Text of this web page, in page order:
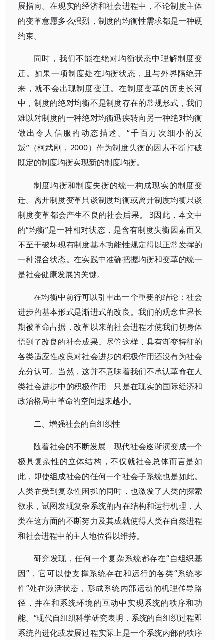
展指向。在现实的经济和社会进程中，不论制度主体
的变革意愿多么强烈，制度的均衡性需求都是一种硬
约束。
同时，我们不能在绝对均衡状态中理解制度变
迁。如果一项制度处在均衡状态，且与外界隔绝开
来，就不会出现制度变迁。在制度变革的历史长河
中，制度的绝对均衡不是制度存在的常规形式，我们
难以对制度的一种绝对均衡迅疾转向另一种绝对均衡
做出令人信服的动态描述。“千百万次细小的反
叛”（柯武刚，2000）作为制度失衡的因素不断打破
既定的制度均衡实现新的制度均衡。
制度均衡和制度失衡的统一构成现实的制度变
迁。离开制度变革只谈制度均衡或离开制度均衡只谈
制度变革都会产生不良的社会后果。 3因此，本文中
的“均衡”是一种相对状态，是含有制度失衡因素而又
不至于破坏现有制度基本功能性规定得以正常发挥的
一种混合状态。在实践中准确把握均衡和变革的统一
是社会健康发展的关键。
在均衡中前行可以引申出一个重要的结论：社会
进步的基本形式是渐进式的改良。我们的观念世界长
期被革命占据，改革以来的社会进程才使我们切身体
悟到了改良的社会成果。尽管这样，具有渐变特征的
各类适应性改良对社会进步的积极作用还没有为社会
充分认可。当然，这并不意味着我们不承认革命在人
类社会进步中的积极作用，只是在现实的国际经济和
政治格局中革命的空间越来越小。
二、增强社会的自组织性
随着社会的不断发展，现代社会逐渐演变成一个
极具复杂性的立体结构，不仅就社会总体而言是如
此，即使组成社会的任何一个社会子系统也是如此。
人类在受到复杂性困扰的同时，也激发了人类的探索
欲求，试图发现复杂系统的内在结构和运行机理，人
类在这方面的不断努力及其成就使得人类在自然进程
和社会进程中的主人地位得以维持。
研究发现，任何一个复杂系统都存在“自组织基
因”，它可以使支撑系统存在和运行的各类“系统零
件”处在激活状态，形成系统内部运动的机理传导路
径，并在和系统环境的互动中实现系统的秩序和功
能。“现代自组织科学研究表明，系统的自组织过程即
系统的进化或发展过程实际上是一个系统内部的秩序